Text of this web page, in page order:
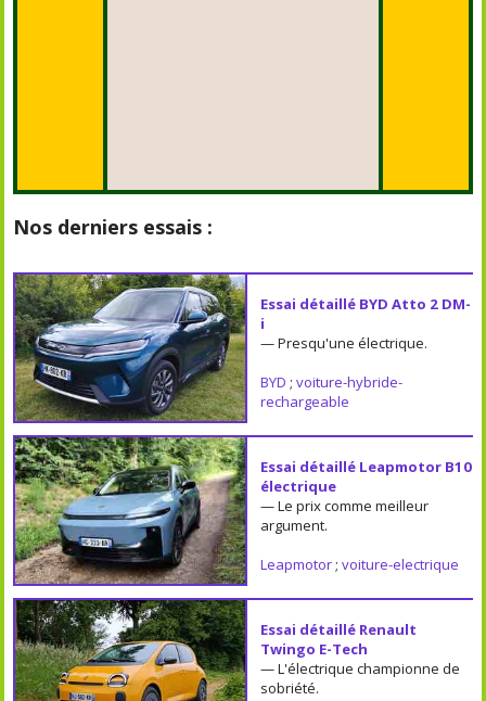
Nos derniers essais :
Essai détaillé BYD Atto 2 DM-
i
— Presqu'une électrique.
BYD ; voiture-hybride-
rechargeable
Essai détaillé Leapmotor B10
électrique
— Le prix comme meilleur
argument.
Leapmotor; voiture-electrique
Essai détaillé Renault
Twingo E-Tech
— L'électrique championne de
sobriété.